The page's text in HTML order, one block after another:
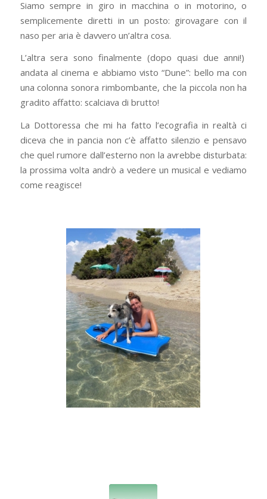
Siamo sempre in giro in macchina o in motorino, o
semplicemente diretti in un posto: girovagare con il
naso per aria è davvero un’altra cosa.
L’altra sera sono finalmente (dopo quasi due anni!)
andata al cinema e abbiamo visto “Dune”: bello ma con
una colonna sonora rimbombante, che la piccola non ha
gradito affatto: scalciava di brutto!
La Dottoressa che mi ha fatto l’ecografia in realtà ci
diceva che in pancia non c’è affatto silenzio e pensavo
che quel rumore dall’esterno non la avrebbe disturbata:
la prossima volta andrò a vedere un musical e vediamo
come reagisce!